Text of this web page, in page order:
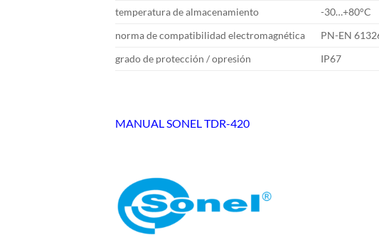
temperatura de almacenamiento
-30…+80°C
norma de compatibilidad electromagnética
PN-EN
grado de protección / opresión
IP67
MANUAL SONEL TDR-420